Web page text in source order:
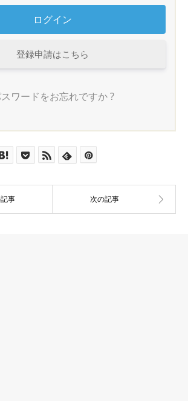
登録申請はこちら
ワードをお忘れですか ?